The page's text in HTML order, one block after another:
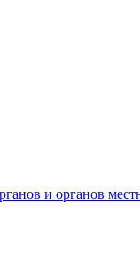
и органов